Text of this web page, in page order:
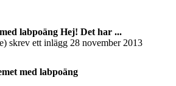
labpoäng Hej! Det har ...
skrev ett inlägg 28 november 2013
med labpoäng